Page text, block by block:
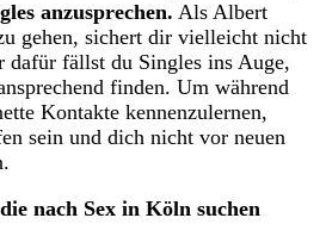
anzusprechen. Als Albert
gehen, sichert dir vielleicht nicht
dafür fällst du Singles ins Auge,
finden. Um während
Kontakte kennenzulernen,
sein und dich nicht vor neuen
nach Sex in Köln suchen